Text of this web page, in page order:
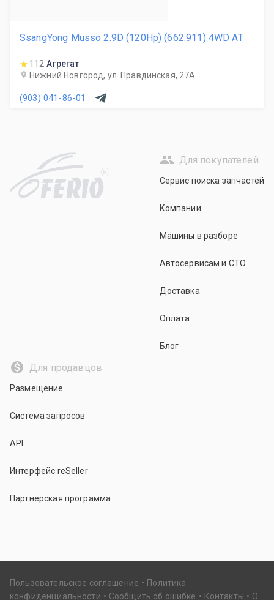
SsangYong Musso 2.9D (120Hp) (662.911) 4WD AT
112 Агрегат
Нижний Новгород, ул. Правдинская, 27А
(903) 041-86-01
R
Для покупателей
Сервис поиска запчастей
Компании
Машины в разборе
Автосервисам и СТО
Доставка
Оплата
Блог
Для продавцов
Размещение
Система запросов
API
Интерфейс reSeller
Партнерская программа
Пользовательское соглашение
Политика
конфиденциальности
Сообщить об ошибке Контакты О